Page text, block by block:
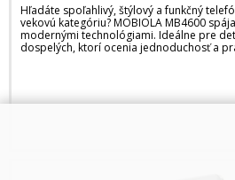
Hľadáte spoľahlivý, štýlový a funkčný
vekovú kategóriu? MOBIOLA MB4600
modernými technológiami. Ideálne pre
dospelých, ktorí ocenia jednoduchosť a